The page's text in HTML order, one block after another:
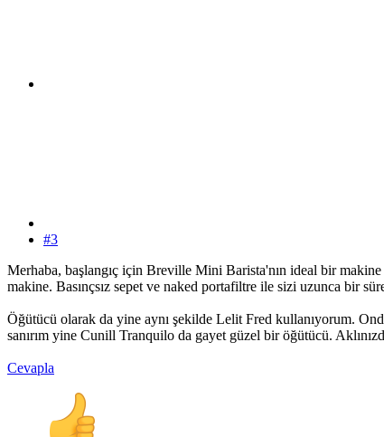
#3
Merhaba, başlangıç için Breville Mini Barista'nın ideal bir
makine. Basınçsız sepet ve naked portafiltre ile sizi uzunca bir
Öğütücü olarak da yine aynı şekilde Lelit Fred kullanıyorum.
sanırım yine Cunill Tranquilo da gayet güzel bir öğütücü.
Cevapla